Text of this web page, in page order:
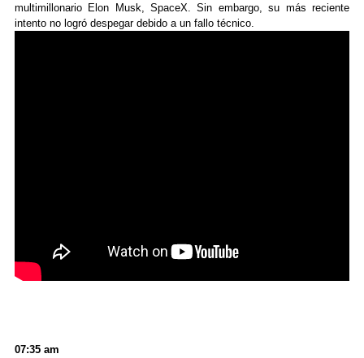
multimillonario Elon Musk, SpaceX. Sin embargo, su más reciente
intento no logró despegar debido a un fallo técnico.
07:35 am